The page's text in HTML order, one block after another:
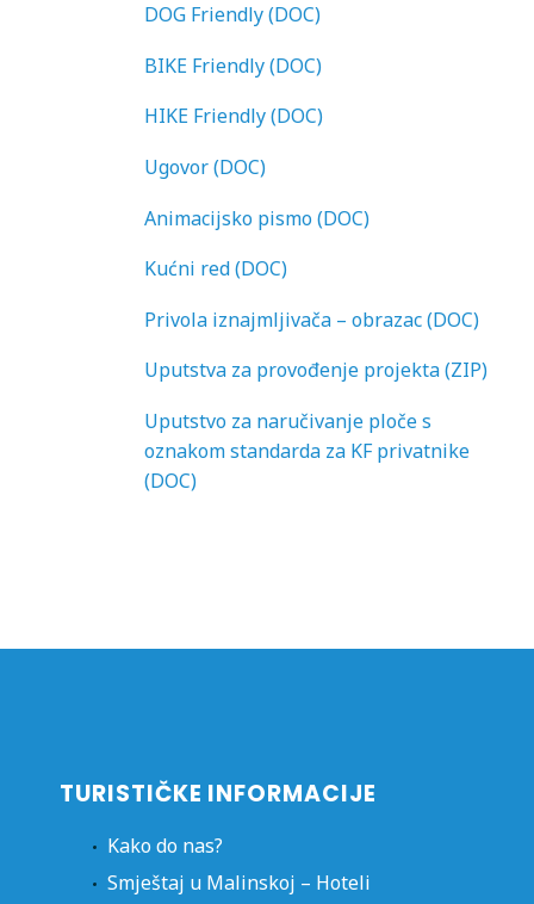
DOG Friendly (DOC)
BIKE Friendly (DOC)
HIKE Friendly (DOC)
Ugovor (DOC)
Animacijsko pismo (DOC)
Kućni red (DOC)
Privola iznajmljivača – obrazac (DOC)
Uputstva za provođenje projekta (ZIP)
Uputstvo za naručivanje ploče s
oznakom standarda za KF privatnike
(DOC)
TURISTIČKE INFORMACIJE
Kako do nas?
Smještaj u Malinskoj – Hoteli